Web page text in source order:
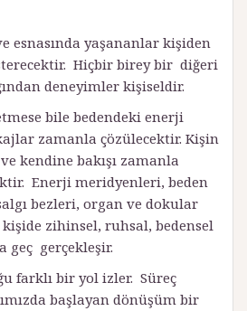
esnasında yaşananlar kişiden
Hiçbir birey bir diğeri
deneyimler kişiseldir.
bile bedendeki enerji
zamanla çözülecektir. Kişin
kendine bakışı zamanla
Enerji meridyenleri, beden
bezleri, organ ve dokular
zihinsel, ruhsal, bedensel
geç gerçekleşir.
farklı bir yol izler. Süreç
başlayan dönüşüm bir